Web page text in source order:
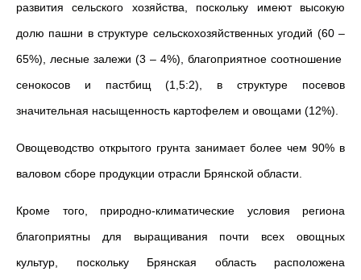
развития сельского хозяйства, поскольку имеют высокую
долю пашни в структуре сельскохозяйственных угодий (60 –
65%), лесные залежи (3 – 4%), благоприятное соотношение
сенокосов и пастбищ (1,5:2), в структуре посевов
значительная насыщенность картофелем и овощами (12%).
Овощеводство открытого грунта занимает более чем 90% в
валовом сборе продукции отрасли Брянской области.
Кроме того, природно-климатические условия региона
благоприятны для выращивания почти всех овощных
культур, поскольку Брянская область расположена